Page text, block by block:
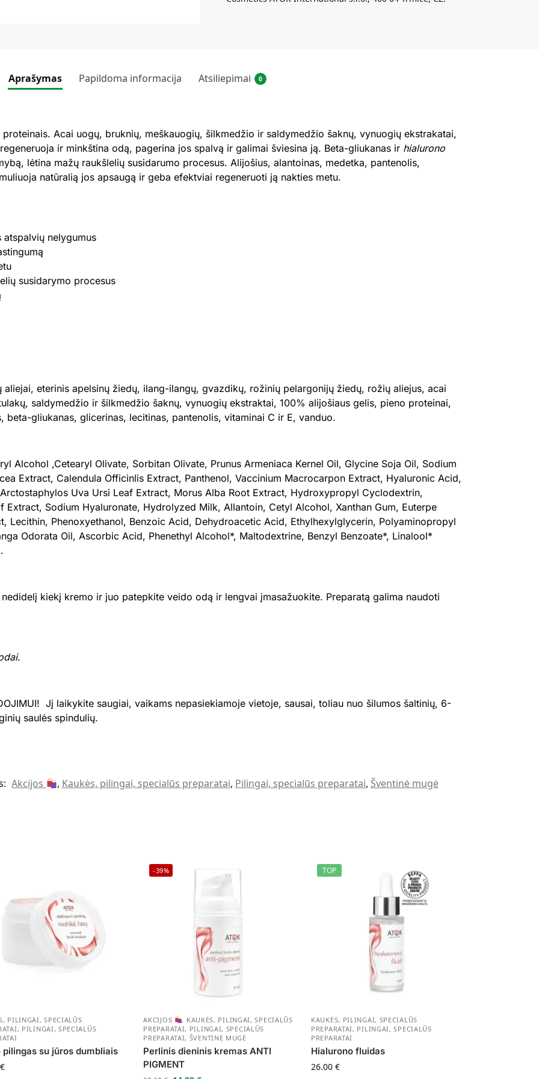
Aprašymas Papildoma informacija Atsiliepimai 0
Acai uogų, bruknių, meškauogių, šilkmedžio ir saldymedžio šaknų, vynuogių ekstrakatai,
ir minkština odą, pagerina jos spalvą ir galimai šviesina ją. Beta-gliukanas ir hialurono
lėtina mažų raukšlelių susidarumo procesus. Alijošius, alantoinas, medetka, pantenolis,
natūralią jos apsaugą ir geba efektviai regeneruoti ją nakties metu.
nelygumus
susidarymo procesus
eterinis apelsinų žiedų, ilang-ilangų, gvazdikų, rožinių pelargonijų žiedų, rožių aliejus, acai
saldymedžio ir šilkmedžio šaknų, vynuogių ekstraktai, 100% alijošiaus gelis, pieno proteinai,
beta-gliukanas, glicerinas, lecitinas, pantenolis, vitaminai C ir E, vanduo.
Alcohol ,Cetearyl Olivate, Sorbitan Olivate, Prunus Armeniaca Kernel Oil, Glycine Soja Oil, Sodium
Extract, Calendula Officinlis Extract, Panthenol, Vaccinium Macrocarpon Extract, Hyaluronic Acid,
Uva Ursi Leaf Extract, Morus Alba Root Extract, Hydroxypropyl Cyclodextrin,
Extract, Sodium Hyaluronate, Hydrolyzed Milk, Allantoin, Cetyl Alcohol, Xanthan Gum, Euterpe
Lecithin, Phenoxyethanol, Benzoic Acid, Dehydroacetic Acid, Ethylhexylglycerin, Polyaminopropyl
Odorata Oil, Ascorbic Acid, Phenethyl Alcohol*, Maltodextrine, Benzyl Benzoate*, Linalool*
kiekį kremo ir juo patepkite veido odą ir lengvai įmasažuokite. Preparatą galima naudoti
.
Jį laikykite saugiai, vaikams nepasiekiamoje vietoje, sausai, toliau nuo šilumos šaltinių, 6-
saulės spindulių.
Akcijos , Kaukės, pilingai, specialūs preparatai, Pilingai, specialūs preparatai, Šventinė mugė
PILINGAI, SPECIALŪS
, PILINGAI, SPECIALŪS
pilingas su jūros dumbliais
€
-39%
AKCIJOS , KAUKĖS, PILINGAI, SPECIALŪS
PREPARATAI, PILINGAI, SPECIALŪS
PREPARATAI, ŠVENTINĖ MUGĖ
Perlinis dieninis kremas ANTI
PIGMENT
TOP
KAUKĖS, PILINGAI, SPECIALŪS
PREPARATAI, PILINGAI, SPECIALŪS
PREPARATAI
Hialurono fluidas
26.00€